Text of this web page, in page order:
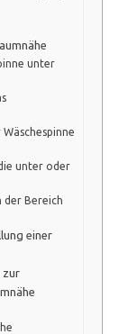
unter
unter oder
der Bereich
einer
zur